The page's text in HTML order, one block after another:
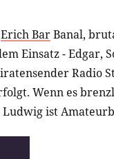
Erich BarBanal,
Einsatz - Edgar,
Radio
Wenn es
ist
und